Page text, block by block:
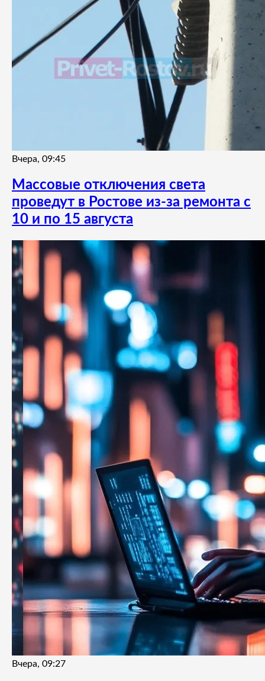
Вчера, 09:45
Массовые отключения света
проведут в Ростове из-за ремонта с
10 и по 15 августа
Вчера, 09:27